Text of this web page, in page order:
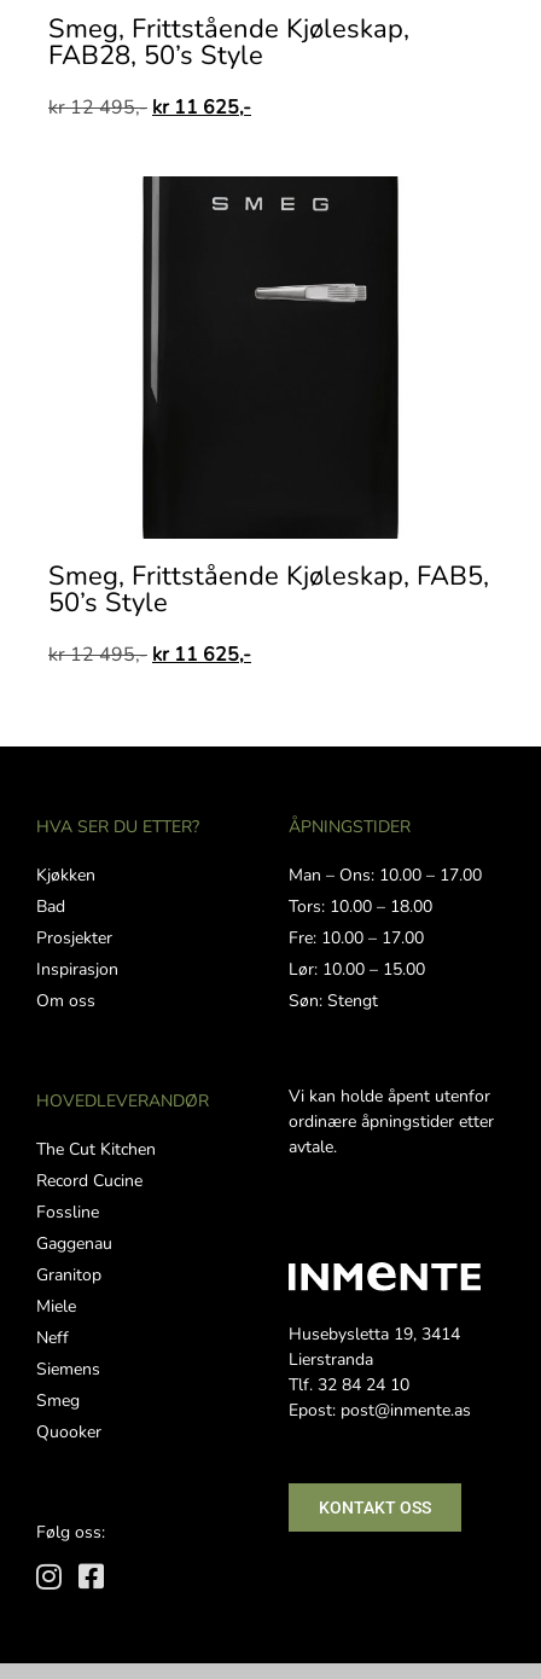
Smeg, Frittstående Kjøleskap,
FAB28, 50’s Style
kr12 495,- kr11 625,-
Smeg, Frittstående Kjøleskap, FAB5,
50’s Style
kr12 495,- kr11 625,-
HVA SER DU ETTER?
Kjøkken
Bad
Prosjekter
Inspirasjon
Om oss
HOVEDLEVERANDØR
The Cut Kitchen
Record Cucine
Fossline
Gaggenau
Granitop
Miele
Neff
Siemens
Smeg
Quooker
Følg oss:
ÅPNINGSTIDER
Man – Ons: 10.00 – 17.00
Tors: 10.00 – 18.00
Fre: 10.00 – 17.00
Lør: 10.00 – 15.00
Søn: Stengt
Vi kan holde åpent utenfor
ordinære åpningstider etter
avtale.
Husebysletta 19, 3414
Lierstranda
Tlf. 32 84 24 10
Epost: post@inmente.as
KONTAKT OSS